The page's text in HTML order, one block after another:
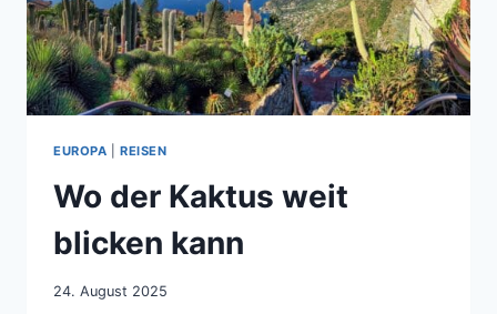
EUROPA |REISEN
Wo der Kaktus weit
blicken kann
24. August 2025